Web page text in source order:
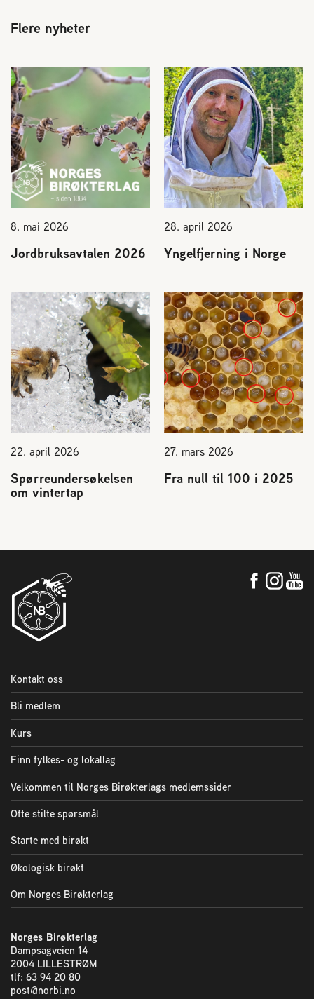
Flere nyheter
8. mai 2026
Jordbruksavtalen 2026
28. april 2026
Yngelfjerning i Norge
22. april 2026
Spørreundersøkelsen
om vintertap
27. mars 2026
Fra null til 100 i 2025
Kontakt oss
Bli medlem
Kurs
Finn fylkes- og lokallag
Velkommen til Norges Birøkterlags medlemssider
Ofte stilte spørsmål
Starte med birøkt
Økologisk birøkt
Om Norges Birøkterlag
Norges Birøkterlag
Dampsagveien 14
2004 LILLESTRØM
tlf: 63 94 20 80
post@norbi.no